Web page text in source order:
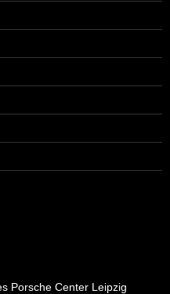
Porsche Center Leipzig